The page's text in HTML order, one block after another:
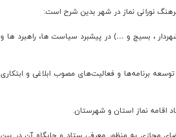
نورانی نماز در شهر بدین شرح است:
، بسیج و …) در پیشبرد سیاست ها، راهبرد ها و
برنامه‌ها و فعالیت‌های مصوب ابلاغی و ابتکاری